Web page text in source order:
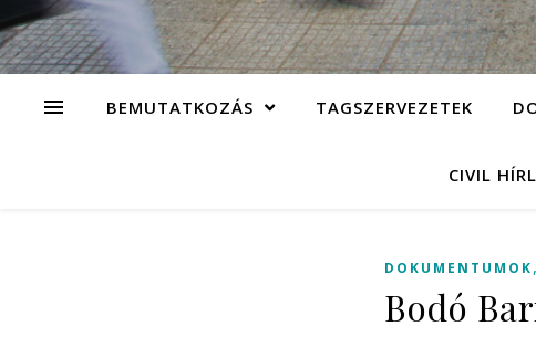
BEMUTATKOZÁS TAGSZERVEZETEK
CIVIL
DOKUMENTUMOK,
Bodó